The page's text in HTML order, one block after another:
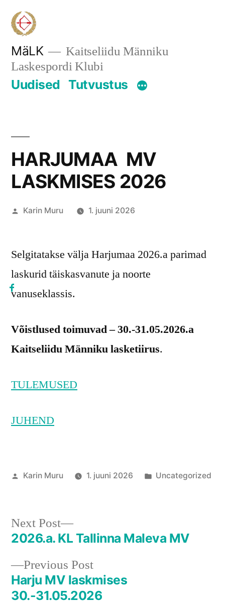
Skip
content
MäLK
Kaitseliidu Männiku
Laskespordi Klubi
Uudised Tutvustus
HARJUMAA MV
LASKMISES 2026
Posted
Karin Muru 1. juuni 2026
Selgitatakse välja Harjumaa 2026.a parimad
laskurid täiskasvanute ja noorte
vanuseklassis.
Võistlused toimuvad – 30.-31.05.2026.a
Kaitseliidu Männiku lasketiirus.
TULEMUSED
JUHEND
Posted
Karin Muru 1. juuni 2026
Posted
Uncategorized
Navigeerimine
Previous PostPrevious
post:
Harju MV laskmises
30.-31.05.2026
Next Post
Next
post:
2026.a. KL Tallinna Maleva MV